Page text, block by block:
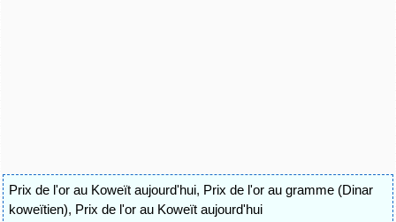
Prix de l'or au Koweït aujourd'hui, Prix de l'or au gramme (Dinar
koweïtien), Prix de l'or au Koweït aujourd'hui